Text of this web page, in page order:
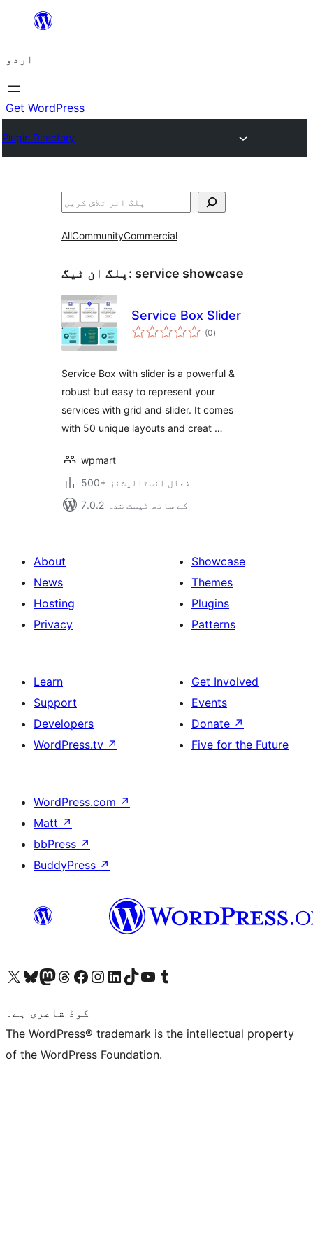
چھوڑیں
پر
جائیں
اردو
Get WordPress
Plugin Directory
تلاش
AllCommunityCommercial
پلگ ان ٹیگ: service showcase
Service Box Slider
(0مجموعی
درجہ
)
Service Box with slider is a powerful &
robust but easy to represent your
services with grid and slider. It comes
with 50 unique layouts and creat …
wpmart
500+ فعال انسٹالیشنز
7.0.2 کے ساتھ ٹیسٹ شدہ
About
News
Hosting
Privacy
Showcase
Themes
Plugins
Patterns
Learn
Support
Developers
WordPress.tv ↗
Get Involved
Events
Donate ↗
Five for the Future
WordPress.com ↗
Matt ↗
bbPress ↗
BuddyPress ↗
Visit our X (formerly Twitter) account
ہمارے بلیواسکائی اکاؤنٹ پر جائیں
Visit our Mastodon account
ہمارے ٹھریڈز اکاؤنٹ پر جائیں
Visit our Facebook page
Visit our Instagram account
Visit our LinkedIn account
ہمارے ٹک ٹاک اکاؤنٹ پر جائیں
Visit our YouTube channel
ہمارے ٹمبلر اکاؤنٹ پر جائیں
کوڈ شاعری ہے۔
The WordPress® trademark is the intellectual property
of the WordPress Foundation.